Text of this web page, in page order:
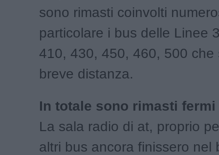
sono rimasti coinvolti
particolare i bus delle Linee
410, 430, 450, 460, 500 che
breve distanza.
In totale sono rimasti
La sala radio di at, proprio
altri bus ancora finissero nel